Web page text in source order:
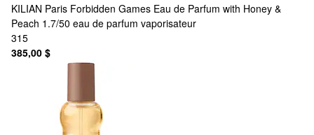
KILIAN Paris Forbidden Games Eau de Parfum with Honey &
Peach 1.7/50 eau de parfum vaporisateur
315
385,00 $